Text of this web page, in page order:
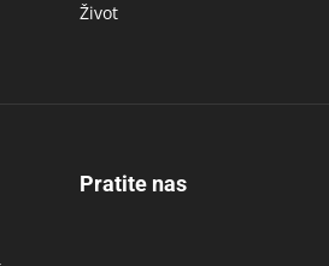
Život
Pratite nas